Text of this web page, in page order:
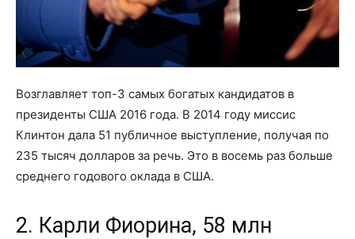
Возглавляет топ-3 самых богатых кандидатов в
президенты США 2016 года. В 2014 году миссис
Клинтон дала 51 публичное выступление, получая по
235 тысяч долларов за речь. Это в восемь раз больше
среднего годового оклада в США.
2. Карли Фиорина, 58 млн